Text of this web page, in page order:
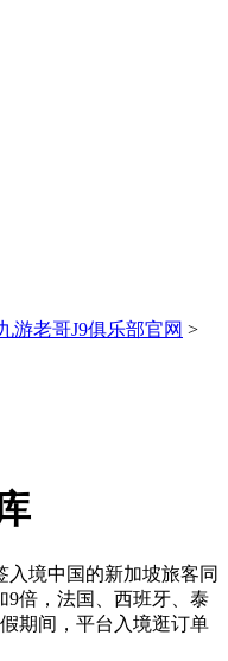
游老哥J9俱乐部官网 >
境中国的新加坡旅客同
9倍，法国、西班牙、泰
期间，平台入境逛订单